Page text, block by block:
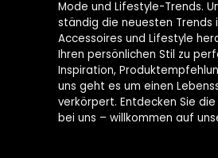
Mode und Lifestyle-Trends.
ständig die neuesten Trends
Accessoires und Lifestyle
Ihren persönlichen Stil zu
Inspiration,
uns geht es um einen
verkörpert. Entdecken Sie
bei uns – willkommen auf